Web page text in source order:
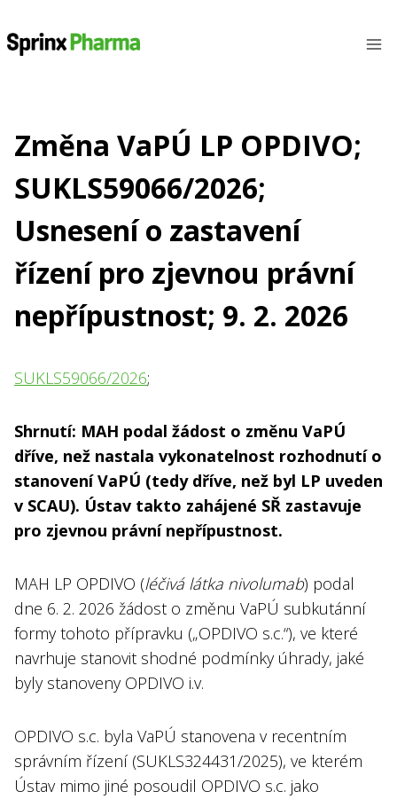
na
obsah
Změna VaPÚ LP OPDIVO;
SUKLS59066/2026;
Usnesení o zastavení
řízení pro zjevnou právní
nepřípustnost; 9. 2. 2026
SUKLS59066/2026;
Shrnutí: MAH podal žádost o změnu VaPÚ
dříve, než nastala vykonatelnost rozhodnutí o
stanovení VaPÚ (tedy dříve, než byl LP uveden
v SCAU). Ústav takto zahájené SŘ zastavuje
pro zjevnou právní nepřípustnost.
MAH LP OPDIVO (léčivá látka nivolumab) podal
dne 6. 2. 2026 žádost o změnu VaPÚ subkutánní
formy tohoto přípravku („OPDIVO s.c.“), ve které
navrhuje stanovit shodné podmínky úhrady, jaké
byly stanoveny OPDIVO i.v.
OPDIVO s.c. byla VaPÚ stanovena v recentním
správním řízení (SUKLS324431/2025), ve kterém
Ústav mimo jiné posoudil OPDIVO s.c. jako